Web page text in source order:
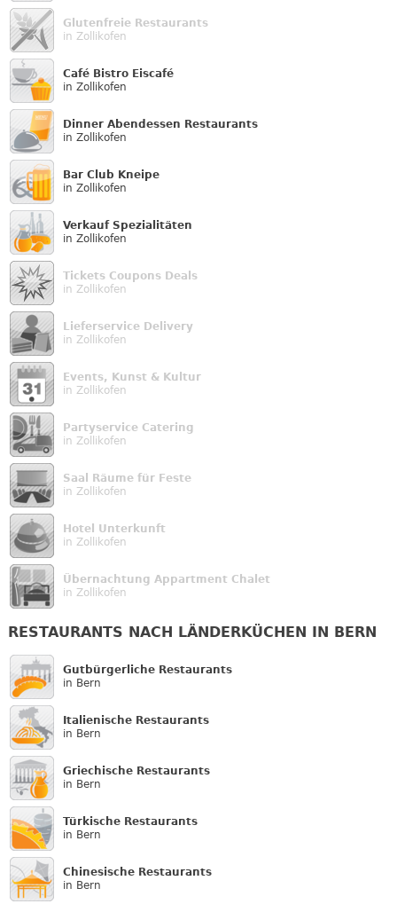
Glutenfreie Restaurants
in Zollikofen
Café Bistro Eiscafé
in Zollikofen
Dinner Abendessen Restaurants
in Zollikofen
Bar Club Kneipe
in Zollikofen
Verkauf Speziali­täten
in Zollikofen
Tickets Coupons Deals
in Zollikofen
Lieferservice Delivery
in Zollikofen
Events, Kunst & Kultur
in Zollikofen
Partyservice Catering
in Zollikofen
Saal Räume für Feste
in Zollikofen
Hotel Unterkunft
in Zollikofen
Übernachtung Appartment Chalet
in Zollikofen
RESTAURANTS NACH LÄNDERKÜCHEN IN BERN
Gutbürgerliche Restaurants
in Bern
Italienische Restaurants
in Bern
Griechische Restaurants
in Bern
Türkische Restaurants
in Bern
Chinesische Restaurants
in Bern